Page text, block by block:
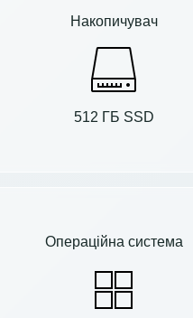
Накопичувач
512 ГБ SSD
Операційна система